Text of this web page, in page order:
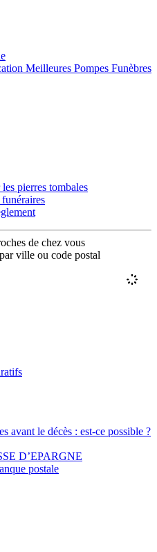
Meilleures Pompes Funèbres
pierres tombales
de chez vous
ville ou code postal
avant le décès : est-ce possible ?
D’EPARGNE
postale